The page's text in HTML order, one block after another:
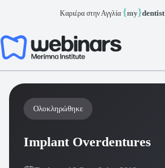
Καριέρα στην Αγγλία {my}dentist
Ολοκληρώθηκε
Implant Overdentures